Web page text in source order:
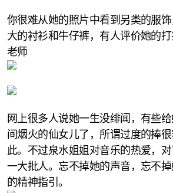
你很难从她的照片中看到另类的服
大的衬衫和牛仔裤，有人评价她的
老师
网上很多人说她一生没绯闻，有些
间烟火的仙女儿了，所谓过度的捧
此。不过泉水姐姐对音乐的热爱，
一大批人。忘不掉她的声音，忘不
的精神指引。